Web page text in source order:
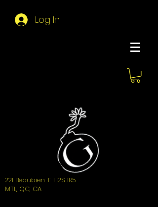
Log In
221 Beaubien .E H2S 1R5
MTL, QC, CA